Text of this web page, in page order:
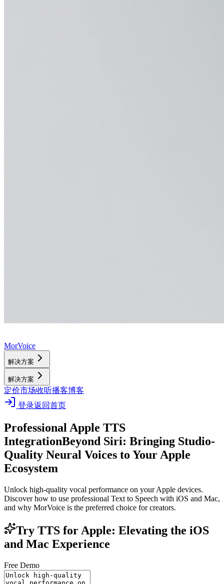
MorVoice
解决方案
解决方案
定价市场收听播客博客
登录返回首页
Professional Apple TTS
IntegrationBeyond Siri: Bringing Studio-
Quality Neural Voices to Your Apple
Ecosystem
Unlock high-quality vocal performance on your Apple devices.
Discover how to use professional Text to Speech with iOS and Mac,
and why MorVoice is the preferred choice for creators.
Try TTS for Apple: Elevating the iOS
and Mac Experience
Free Demo